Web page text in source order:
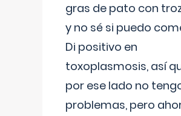
gras de pato con
y no sé si puedo
Di positivo en
toxoplasmosis, así
por ese lado no
problemas, pero